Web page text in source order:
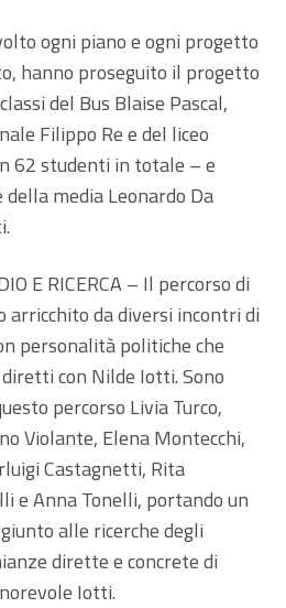
ogni piano e ogni progetto
hanno proseguito il progetto
del Bus Blaise Pascal,
Filippo Re e del liceo
62 studenti in totale – e
media Leonardo Da
E RICERCA – Il percorso di
arricchito da diversi incontri di
personalità politiche che
con Nilde Iotti. Sono
percorso Livia Turco,
Violante, Elena Montecchi,
Castagnetti, Rita
e Anna Tonelli, portando un
alle ricerche degli
dirette e concrete di
Iotti.